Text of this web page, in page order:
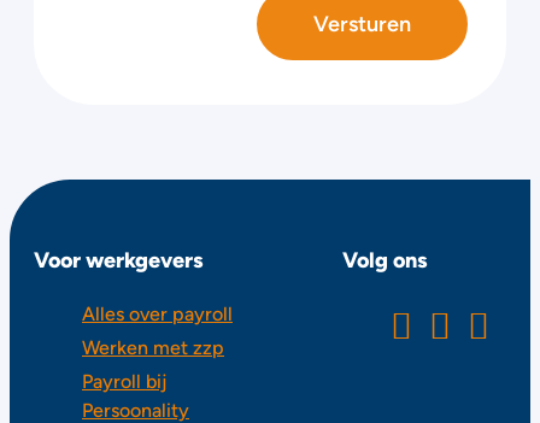
Voor werkgevers
Alles over payroll
Werken met zzp
Payroll bij
Persoonality
Volg ons